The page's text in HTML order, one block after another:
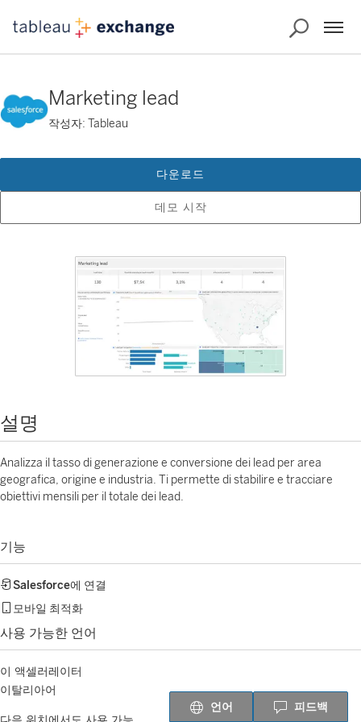
Marketing lead
작성자: Tableau
데모 시작
다운로드
설명
Analizza il tasso di generazione e conversione dei lead per area
geografica, origine e industria. Ti permette di stabilire e tracciare
obiettivi mensili per il totale dei lead.
기능
Salesforce에 연결
모바일 최적화
사용 가능한 언어
이 액셀러레이터
이탈리아어
언어 피드백